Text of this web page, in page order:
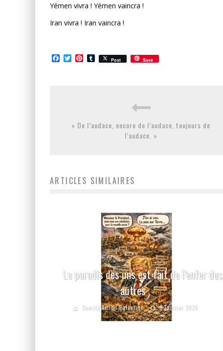
Yémen vivra ! Yémen vaincra !
Iran vivra ! Iran vaincra !
Facebook
TwitterPinterest
Tumblr
Post Save
« De l’audace, encore de l’audace, toujours de
l’audace. »
ARTICLES SIMILAIRES
Le paradis des uns est fait de l’enfer des
autres
Comité Action Palestine 3 janvier 2026